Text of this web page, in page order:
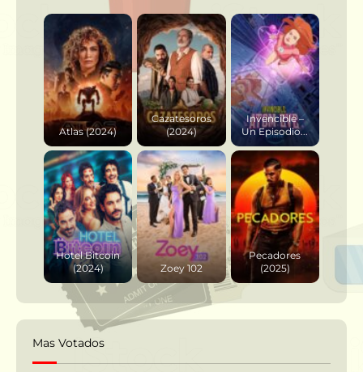
Atlas (2024)
Cazatesoros
(2024)
Invencible –
Un Episodio...
Hotel Bitcoin
(2024)
Zoey 102
Pecadores
(2025)
Mas Votados